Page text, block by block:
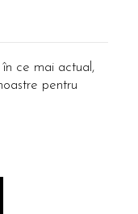
ce mai actual,
pentru